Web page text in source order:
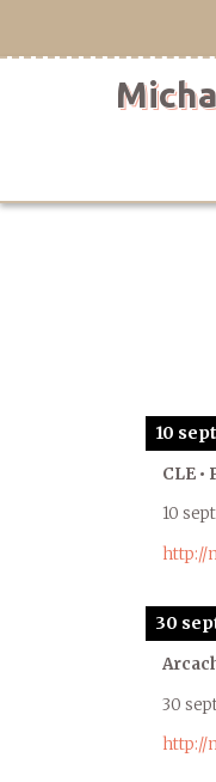
10
CLE
10
http://
30
30
http://